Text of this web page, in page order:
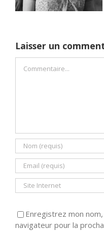
Laisser un
Enregistrez mon
navigateur pour la